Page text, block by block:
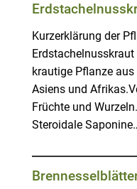
Kurzerklärung der
krautige Pflanze
Asiens und
Früchte und
Steroidale